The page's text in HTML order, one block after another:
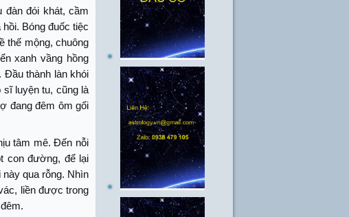
đói khát, cầm
Bóng đuốc tiệc
thế mộng, chuông
xanh vầng hồng
Đầu thành làn khói
luyện tu, cũng là
đang đêm ôm gối
tâm mê. Đến nỗi
con đường, để lại
qua rỗng. Nhìn
liền được trong